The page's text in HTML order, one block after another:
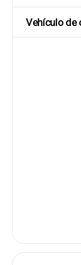
Vehículo de